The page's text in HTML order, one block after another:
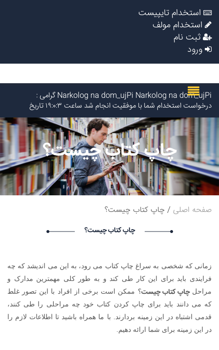
استخدام تایپیست
استخدام مولف
ثبت نام
ورود
Narkolog na dom_ujPi Narkolog na dom_ujPi گرامی :
درخواست استخدام شما با موفقیت انجام شد ساعت ۱۹:۰:۳ تاریخ
۱۴۰۵/۵/۱۵
RobertNoult RobertNoult گرامی : درخواست استخدام شما با
موفقیت انجام شد ساعت ۱۸:۱۰:۳۶ تاریخ ۱۴۰۵/۵/۱۵
Narkolog na dom_ypst Narkolog na dom_ypst گرامی :
درخواست استخدام شما با موفقیت انجام شد ساعت ۱۵:۳۲:۹ تاریخ
۱۴۰۵/۵/۱۵
Elvie2t Elvie2t گرامی : درخواست استخدام شما با موفقیت انجام شد
ساعت ۱۳:۱۲:۲ تاریخ ۱۴۰۵/۵/۱۵
Shkola onlain_rpmr Shkola onlain_rpmr گرامی : درخواست
استخدام شما با موفقیت انجام شد ساعت ۱۳:۸:۱۶ تاریخ ۱۴۰۵/۵/۱۵
درخواست استخدام شما با موفقیت انجام شد ساعت ۲۳:۳۴:۴۶ تاریخ
۱۴۰۵/۵/۱۵
Narkolog na dom_znmi Narkolog na dom_znmi گرامی :
درخواست استخدام شما با موفقیت انجام شد ساعت ۱۹:۴:۵۵ تاریخ
۱۴۰۵/۵/۱۵
چاپ کتاب چیست؟
صفحه اصلی چاپ کتاب چیست؟
چاپ کتاب چیست؟
زمانی که شخصی به سراغ چاپ کتاب می رود، به این می اندیشد که چه
فرایندی باید برای این کار طی کند و به طور کلی مهمترین مدارک و
مراحلچاپ کتاب چیست؟ ممکن است برخی از افراد با این تصور غلط
که می دانند باید برای چاپ کردن کتاب خود چه مراحلی را طی کنند،
قدمی اشتباه در این زمینه بردارند. با ما همراه باشید تا اطلاعات لازم را
در این زمینه برای شما ارائه دهیم.